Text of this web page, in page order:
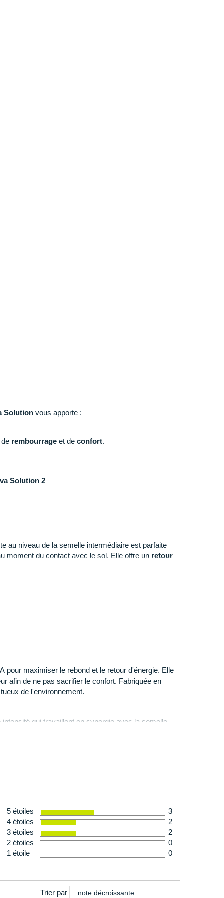
Solutionvous apporte :
de rembourrageet de confort.
Solution 2
au niveau de la semelle intermédiaire est parfaite
moment du contact avec le sol. Elle offre un retour
promet uneadhérenceidéale sur les routes et les
une granderésistanceface aux détériorations liées
pour maximiser le rebond et le retour d'énergie. Elle
afin de ne pas sacrifier le confort. Fabriquée en
de l'environnement.
qui travaillent en synergie avec la semelle
une flexibilité contrôlée pour les coureurs à la foulée
5 étoiles
3
4 étoiles
2
3 étoiles
2
2 étoiles
0
1 étoile
0
Trier par note décroissante